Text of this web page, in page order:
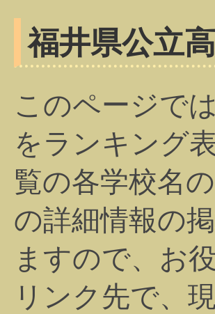
福井県公立
このページで
をランキング
覧の各学校名
の詳細情報の
ますので、お
リンク先で、